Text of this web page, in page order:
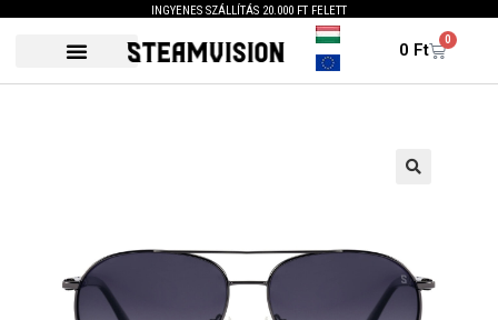
INGYENES SZÁLLÍTÁS 20.000 FT FELETT
0 Ft
0